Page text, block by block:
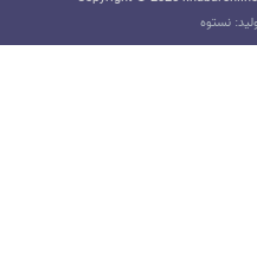
نستوه